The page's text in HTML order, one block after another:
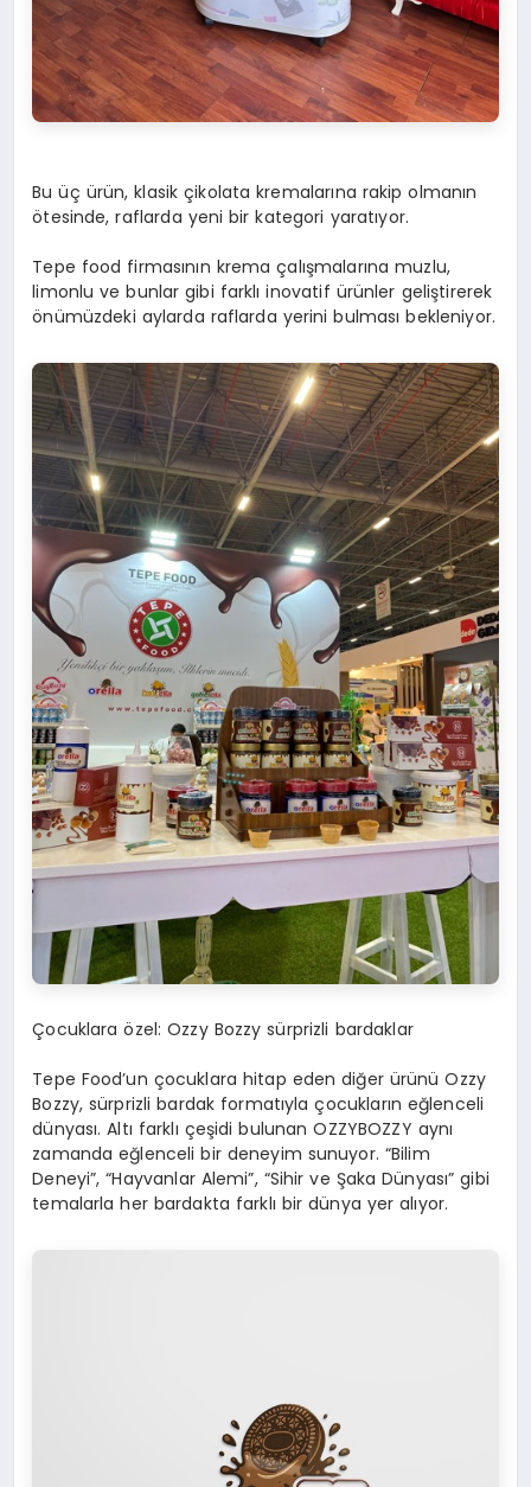
Bu üç ürün, klasik çikolata kremalarına rakip olmanın
ötesinde, raflarda yeni bir kategori yaratıyor.
Tepe food firmasının krema çalışmalarına muzlu,
limonlu ve bunlar gibi farklı inovatif ürünler geliştirerek
önümüzdeki aylarda raflarda yerini bulması bekleniyor.
Çocuklara özel: Ozzy Bozzy sürprizli bardaklar
Tepe Food’un çocuklara hitap eden diğer ürünü Ozzy
Bozzy, sürprizli bardak formatıyla çocukların eğlenceli
dünyası. Altı farklı çeşidi bulunan OZZYBOZZY aynı
zamanda eğlenceli bir deneyim sunuyor. “Bilim
Deneyi”, “Hayvanlar Alemi”, “Sihir ve Şaka Dünyası” gibi
temalarla her bardakta farklı bir dünya yer alıyor.